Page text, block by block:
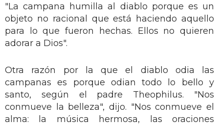
"La campana humilla al diablo porque es un
objeto no racional que está haciendo aquello
para lo que fueron hechas. Ellos no quieren
adorar a Dios".
Otra razón por la que el diablo odia las
campanas es porque odian todo lo bello y
santo, según el padre Theophilus. "Nos
conmueve la belleza", dijo. "Nos conmueve el
alma: la música hermosa, las oraciones